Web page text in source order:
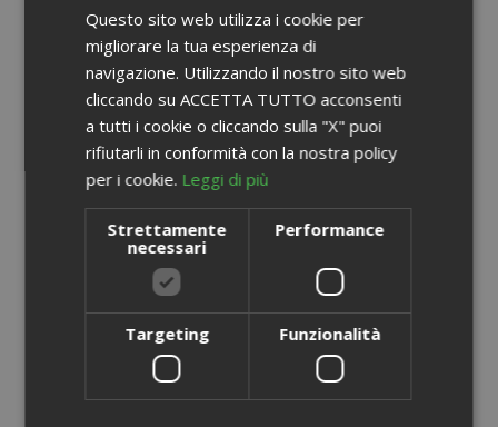
Capsule Saida Gusto Espresso Compatibili Lavazza A
Modo Mio, miscela White Casa
da 0,176 € al pezzo
Questo sito web utilizza i cookie per
migliorare la tua esperienza di
navigazione. Utilizzando il nostro sito web
cliccando su ACCETTA TUTTO acconsenti
a tutti i cookie o cliccando sulla "X" puoi
rifiutarli in conformità con la nostra policy
per i cookie. Leggi di più
Strettamente
necessari
Performance
Targeting Funzionalità
SEGUICI SUL CANALE WHATSAPP
SAIDA OFFERTE VIP
ISCRIVITI AL CANALE WHATSAPP SAIDA OFFERTE VIP E
SCOPRI I NOSTRI COUPON SCONTO.